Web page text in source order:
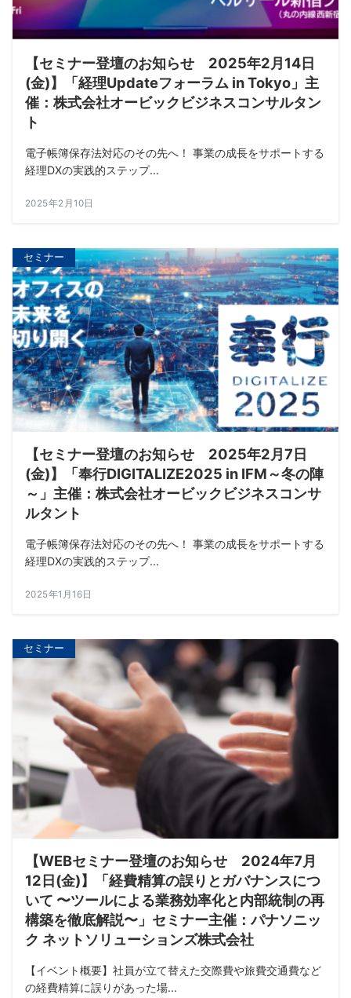
【セミナー登壇のお知らせ 2025年2月14日
(金)】「経理Updateフォーラム in Tokyo」主
催：株式会社オービックビジネスコンサルタン
ト
電子帳簿保存法対応のその先へ！ 事業の成長をサポートする
経理DXの実践的ステップ...
2025年2月10日
セミナー
【セミナー登壇のお知らせ 2025年2月7日
(金)】「奉行DIGITALIZE2025 in IFM～冬の陣
～」主催：株式会社オービックビジネスコンサ
ルタント
電子帳簿保存法対応のその先へ！ 事業の成長をサポートする
経理DXの実践的ステップ...
2025年1月16日
セミナー
【WEBセミナー登壇のお知らせ 2024年7月
12日(金)】「経費精算の誤りとガバナンスにつ
いて 〜ツールによる業務効率化と内部統制の再
構築を徹底解説〜」セミナー主催：パナソニッ
ク ネットソリューションズ株式会社
【イベント概要】社員が立て替えた交際費や旅費交通費など
の経費精算に誤りがあった場...